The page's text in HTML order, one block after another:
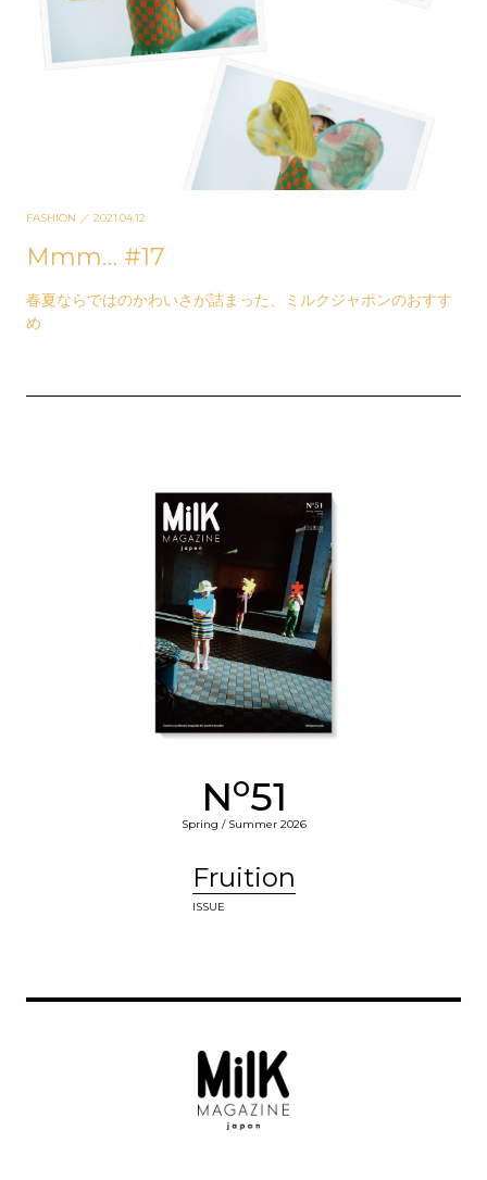
FASHION ／ 2021.04.12
Mmm… #17
春夏ならではのかわいさが詰まった、ミルクジャポンのおすす
め
No51
Spring / Summer 2026
Fruition
ISSUE